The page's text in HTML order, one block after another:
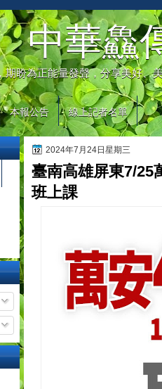
中華鱻
期盼為正能量發聲，分享美好、
本報公告 線上記者名單
2024年7月24日星期三
臺南高雄屏東7/25
班上課